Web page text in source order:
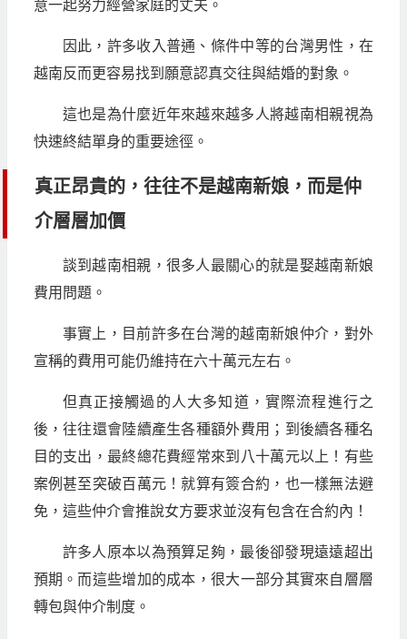
意一起努力經營家庭的丈夫。
因此，許多收入普通、條件中等的台灣男性，在
越南反而更容易找到願意認真交往與結婚的對象。
這也是為什麼近年來越來越多人將越南相親視為
快速終結單身的重要途徑。
真正昂貴的，往往不是越南新娘，而是仲
介層層加價
談到越南相親，很多人最關心的就是娶越南新娘
費用問題。
事實上，目前許多在台灣的越南新娘仲介，對外
宣稱的費用可能仍維持在六十萬元左右。
但真正接觸過的人大多知道，實際流程進行之
後，往往還會陸續產生各種額外費用；到後續各種名
目的支出，最終總花費經常來到八十萬元以上！有些
案例甚至突破百萬元！就算有簽合約，也一樣無法避
免，這些仲介會推說女方要求並沒有包含在合約內！
許多人原本以為預算足夠，最後卻發現遠遠超出
預期。而這些增加的成本，很大一部分其實來自層層
轉包與仲介制度。